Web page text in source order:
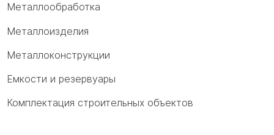
Металлообработка
Металлоизделия
Металлоконструкции
Емкости и резервуары
Комплектация строительных объектов